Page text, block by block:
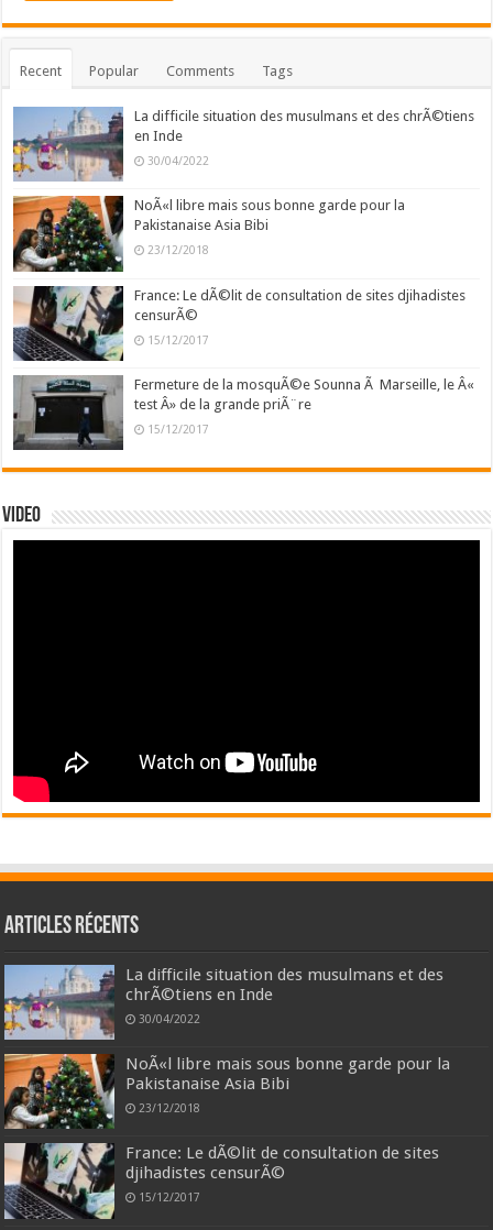
Recent Popular Comments Tags
La difficile situation des musulmans et des chrÃ©tiens
en Inde
30/04/2022
NoÃ«l libre mais sous bonne garde pour la
Pakistanaise Asia Bibi
23/12/2018
France: Le dÃ©lit de consultation de sites djihadistes
censurÃ©
15/12/2017
Fermeture de la mosquÃ©e Sounna Ã Marseille, le Â«
test Â» de la grande priÃ¨re
15/12/2017
Video
Articles récents
La difficile situation des musulmans et des
chrÃ©tiens en Inde
30/04/2022
NoÃ«l libre mais sous bonne garde pour la
Pakistanaise Asia Bibi
23/12/2018
France: Le dÃ©lit de consultation de sites
djihadistes censurÃ©
15/12/2017